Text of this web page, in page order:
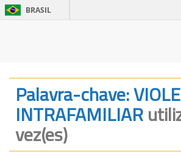
BRASIL
Palavra-chave:
INTRAFAMILIAR
vez(es)